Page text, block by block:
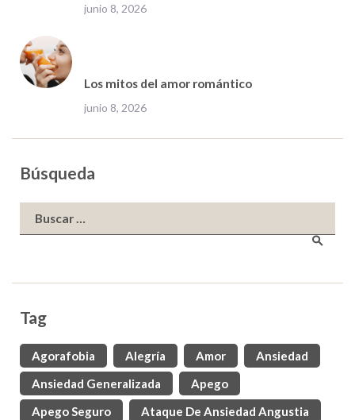
junio 8, 2026
Los mitos del amor romántico
junio 8, 2026
Búsqueda
Buscar:
Tag
Agorafobia Alegría Amor
Ansiedad
Ansiedad Generalizada
Apego
Apego Seguro
Ataque De Ansiedad Angustia